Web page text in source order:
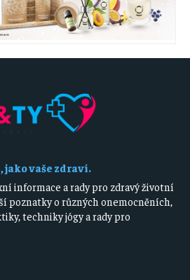
vaše zdraví.
informace a rady pro zdravý životní
poznatky o různých onemocněních,
techniky jógy a rady pro